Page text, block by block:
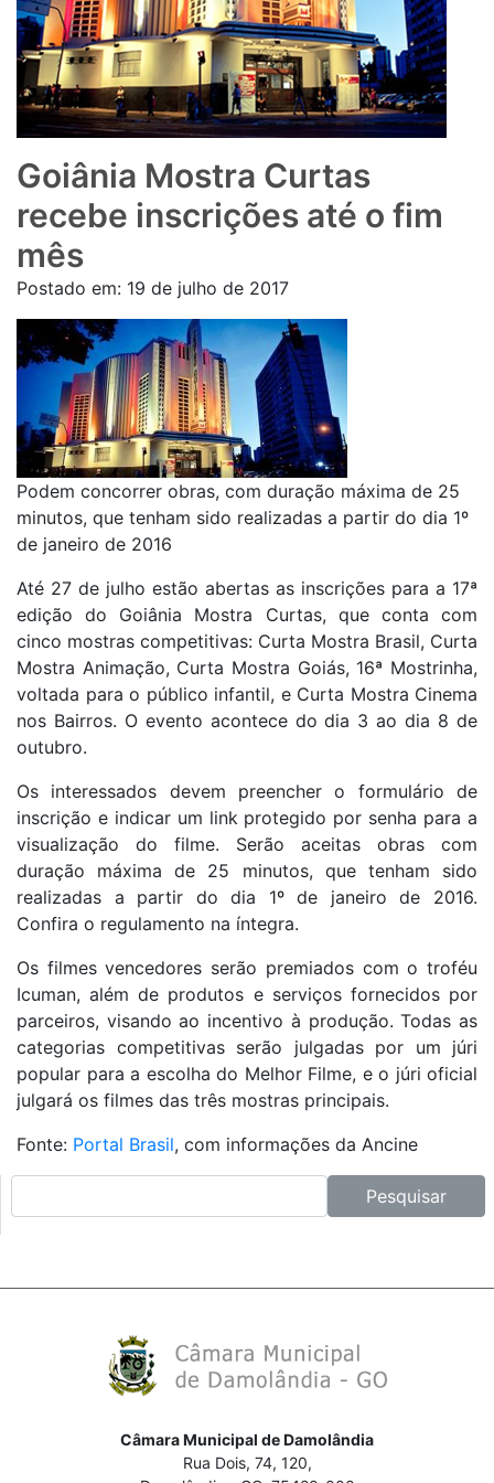
Goiânia Mostra Curtas
recebe inscrições até o fim
mês
Postado em: 19 de julho de 2017
Podem concorrer obras, com duração máxima de 25
minutos, que tenham sido realizadas a partir do dia 1º
de janeiro de 2016
Até 27 de julho estão abertas as inscrições para a 17ª
edição do Goiânia Mostra Curtas, que conta com
cinco mostras competitivas: Curta Mostra Brasil, Curta
Mostra Animação, Curta Mostra Goiás, 16ª Mostrinha,
voltada para o público infantil, e Curta Mostra Cinema
nos Bairros. O evento acontece do dia 3 ao dia 8 de
outubro.
Os interessados devem preencher o formulário de
inscrição e indicar um link protegido por senha para a
visualização do filme. Serão aceitas obras com
duração máxima de 25 minutos, que tenham sido
realizadas a partir do dia 1º de janeiro de 2016.
Confira o regulamento na íntegra.
Os filmes vencedores serão premiados com o troféu
Icuman, além de produtos e serviços fornecidos por
parceiros, visando ao incentivo à produção. Todas as
categorias competitivas serão julgadas por um júri
popular para a escolha do Melhor Filme, e o júri oficial
julgará os filmes das três mostras principais.
Fonte: Portal Brasil, com informações da Ancine
Pesquisar
Câmara Municipal de Damolândia
Rua Dois, 74, 120,